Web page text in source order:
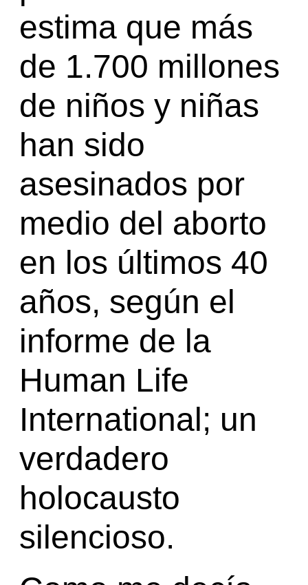
estima que más
de 1.700 millones
de niños y niñas
han sido
asesinados por
medio del aborto
en los últimos 40
años, según el
informe de la
Human Life
International; un
verdadero
holocausto
silencioso.